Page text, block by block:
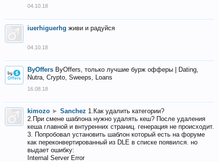
04.10.18
iuerhiguerhg живи и радуйся
04.10.18
ByOffers ByOffers, только лучшие бурж офферы | Dating,
Nutra, Crypto, Sweeps, Loans
16.08.18
kimozo ► Sanchez 1.Как удалить категории?
2.При смене шаблона нужно удалять кеш? После удаления
кеша главной и внтуренних страниц. генерация не происходит.
3. Попробовал установить шаблон который есть на форуме
как переконвертированный из DLE в списке появился. но
выдает ошибку:
Internal Server Error